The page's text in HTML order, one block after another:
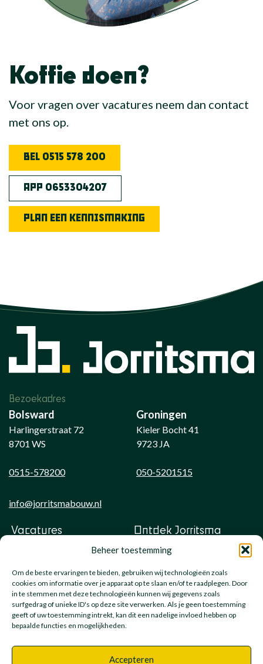
Beheer toestemming
Om de beste ervaringen te bieden, gebruiken wij technologieën zoals
cookies om informatie over je apparaat op te slaan en/of te raadplegen. Door
in te stemmen met deze technologieën kunnen wij gegevens zoals
surfgedrag of unieke ID's op deze site verwerken. Als je geen toestemming
geeft of uw toestemming intrekt, kan dit een nadelige invloed hebben op
bepaalde functies en mogelijkheden.
Accepteren
Koffie doen?
Voor vragen over vacatures neem dan contact
met ons op.
BEL 0515 578 200
APP 0653304207
PLAN EEN KENNISMAKING
Bezoekadres
Bolsward
Harlingerstraat 72
8701 WS
0515-578200
Groningen
Kieler Bocht 41
9723 JA
050-5201515
info@jorritsmabouw.nl
Vacatures
Leren bij
KENNIS MAKEN?
Ontdek Jorritsma
Veelgestelde vragen
Nieuws